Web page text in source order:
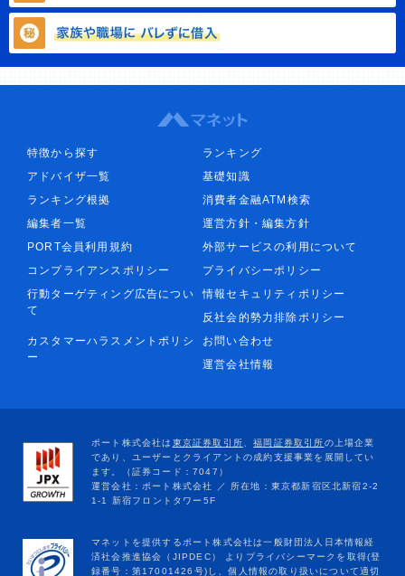
特徴から探す
ランキング
アドバイザ一覧
基礎知識
ランキング根拠
消費者金融ATM検索
編集者一覧
運営方針・編集方針
PORT会員利用規約
外部サービスの利用について
コンプライアンスポリシー
プライバシーポリシー
行動ターゲティング広告につい
て
情報セキュリティポリシー
反社会的勢力排除ポリシー
カスタマーハラスメントポリシ
ー
お問い合わせ
運営会社情報